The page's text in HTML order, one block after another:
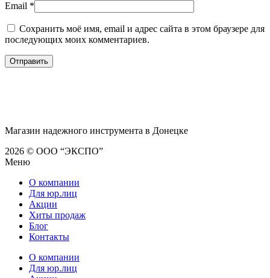
Email *
Сохранить моё имя, email и адрес сайта в этом браузере для
последующих моих комментариев.
Магазин надежного инструмента в Донецке
2026 © ООО “ЭКСПО”
Меню
О компании
Для юр.лиц
Акции
Хиты продаж
Блог
Контакты
О компании
Для юр.лиц